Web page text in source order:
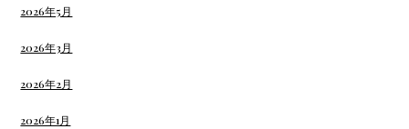
2026年5月
2026年3月
2026年2月
2026年1月